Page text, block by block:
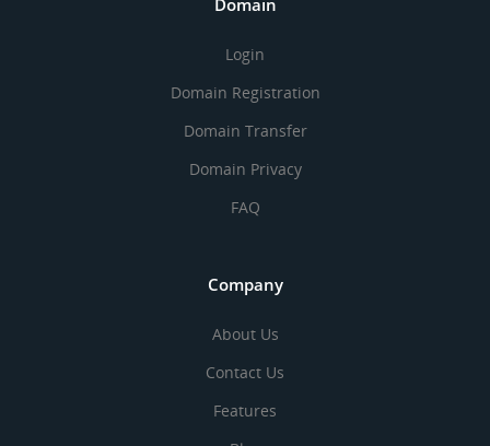
Domain
Login
Domain Registration
Domain Transfer
Domain Privacy
FAQ
Company
About Us
Contact Us
Features